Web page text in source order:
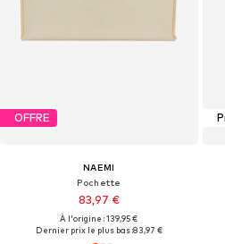
OFFRE
NAEMI
Pochette
83,97 €
À l'origine : 139,95 €
Dernier prix le plus bas :83,97 €